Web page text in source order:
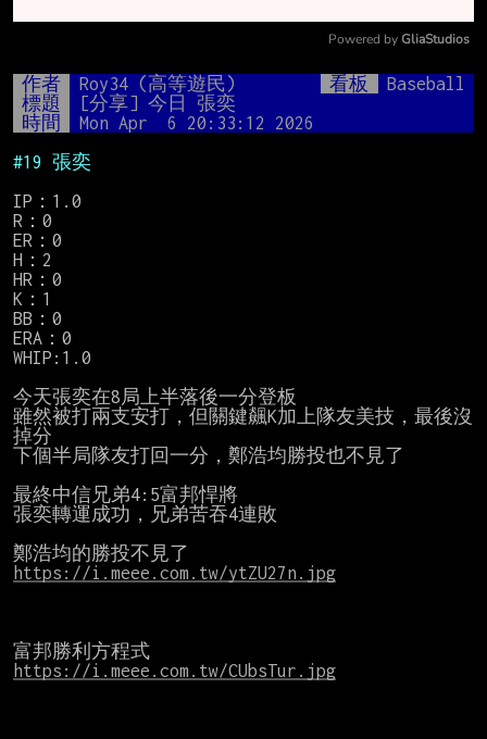
Mute
Powered by GliaStudios
作者 Roy34 (高等遊民) 看板
Baseball
標題
[分享] 今日 張奕
時間
Mon Apr  6 20:33:12 2026
#19 張奕
IP：1.0
R：0
ER：0
H：2
HR：0
K：1
BB：0
ERA：0
WHIP:1.0
今天張奕在8局上半落後一分登板
雖然被打兩支安打，但關鍵飆K加上隊友美技，最後沒
掉分
下個半局隊友打回一分，鄭浩均勝投也不見了
最終中信兄弟4:5富邦悍將
張奕轉運成功，兄弟苦吞4連敗
https://i.meee.com.tw/ytZU27n.jpg
https://i.meee.com.tw/CUbsTur.jpg